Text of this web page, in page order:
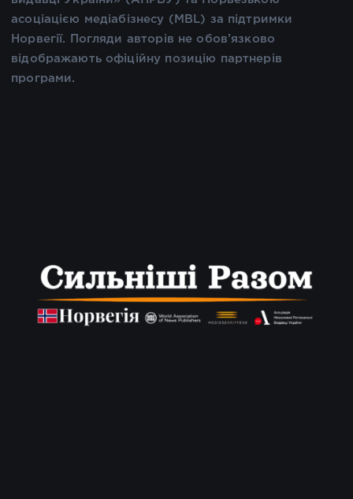
асоціацією медіабізнесу (MBL) за підтримки
Норвегії. Погляди авторів не обов’язково
відображають офіційну позицію партнерів
програми.